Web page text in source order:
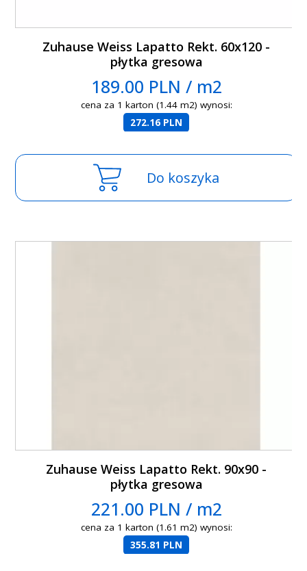
Zuhause Weiss Lapatto Rekt. 60x120 -
płytka gresowa
189.00 PLN / m2
cena za 1 karton (1.44 m2) wynosi:
272.16 PLN
Do koszyka
Zuhause Weiss Lapatto Rekt. 90x90 -
płytka gresowa
221.00 PLN / m2
cena za 1 karton (1.61 m2) wynosi:
355.81 PLN